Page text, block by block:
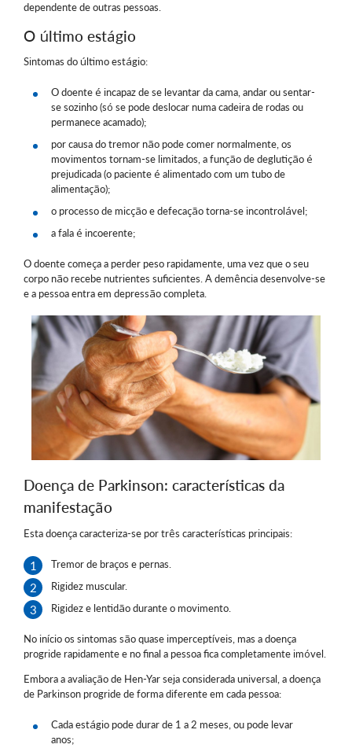
dependente de outras pessoas.
O último estágio
Sintomas do último estágio:
O doente é incapaz de se levantar da cama, andar ou sentar-
se sozinho (só se pode deslocar numa cadeira de rodas ou
permanece acamado);
por causa do tremor não pode comer normalmente, os
movimentos tornam-se limitados, a função de deglutição é
prejudicada (o paciente é alimentado com um tubo de
alimentação);
o processo de micção e defecação torna-se incontrolável;
a fala é incoerente;
O doente começa a perder peso rapidamente, uma vez que o seu
corpo não recebe nutrientes suficientes. A demência desenvolve-se
e a pessoa entra em depressão completa.
Doença de Parkinson: características da
manifestação
Esta doença caracteriza-se por três características principais:
Tremor de braços e pernas.
Rigidez muscular.
Rigidez e lentidão durante o movimento.
No início os sintomas são quase imperceptíveis, mas a doença
progride rapidamente e no final a pessoa fica completamente imóvel.
Embora a avaliação de Hen-Yar seja considerada universal, a doença
de Parkinson progride de forma diferente em cada pessoa:
Cada estágio pode durar de 1 a 2 meses, ou pode levar
anos;